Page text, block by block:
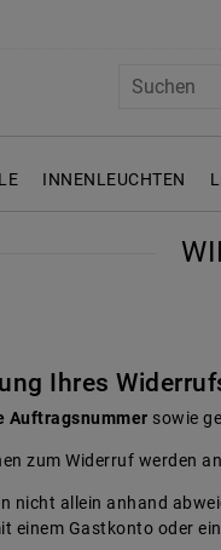
INNENLEUCHTEN
Ihres
Auftragsnummer sowie
zum Widerruf werden
nicht allein anhand
einem Gastkonto oder